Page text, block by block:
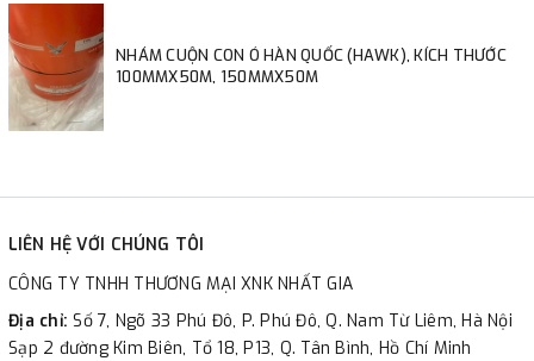
NHÁM CUỘN CON Ó HÀN QUỐC (HAWK), KÍCH THƯỚC
100MMX50M, 150MMX50M
LIÊN HỆ VỚI CHÚNG TÔI
CÔNG TY TNHH THƯƠNG MẠI XNK NHẤT GIA
Địa chỉ:Số 7, Ngõ 33 Phú Đô, P. Phú Đô, Q. Nam Từ Liêm, Hà Nội
Sạp 2 đường Kim Biên, Tổ 18, P13, Q. Tân Bình, Hồ Chí Minh